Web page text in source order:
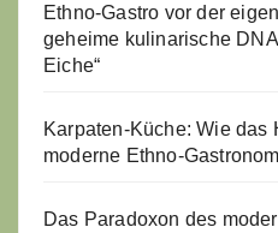
Ethno-Gastro vor der
geheime kulinarische
Eiche“
Karpaten-Küche: Wie das
moderne Ethno-
Das Paradoxon des